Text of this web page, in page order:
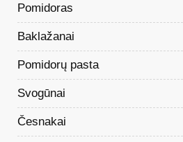
Pomidoras
Baklažanai
Pomidorų pasta
Svogūnai
Česnakai